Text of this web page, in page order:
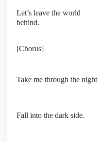
Let’s leave the world
behind.
[Chorus]
Take me through the night
Fall into the dark side.